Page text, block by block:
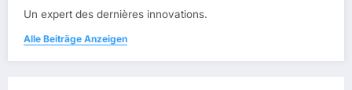
Un expert des dernières innovations.
Alle Beiträge Anzeigen